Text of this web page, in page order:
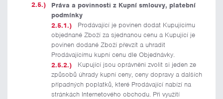
Práva a povinnosti z Kupní smlouvy, platební
podmínky
Prodávající je povinen dodat Kupujícímu
objednané Zboží za sjednanou cenu a Kupující je
povinen dodané Zboží převzít a uhradit
Prodávajícímu kupní cenu dle Objednávky.
Kupující jsou oprávněni zvolit si jeden ze
způsobů úhrady kupní ceny, ceny dopravy a dalších
případných poplatků, které Prodávající nabízí na
stránkách Internetového obchodu. Při využití